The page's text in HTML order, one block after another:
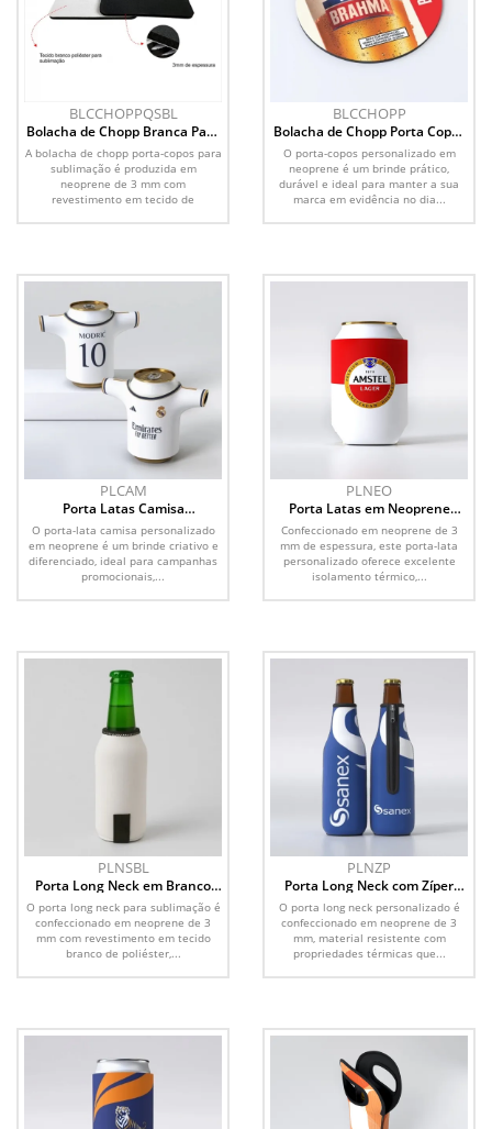
BLCCHOPPQSBL
Bolacha de Chopp Branca Para
Sublimação Quadrada
A bolacha de chopp porta-copos para
sublimação é produzida em
neoprene de 3 mm com
revestimento em tecido de
BLCCHOPP
Bolacha de Chopp Porta Copos
Personalizada
O porta-copos personalizado em
neoprene é um brinde prático,
durável e ideal para manter a sua
marca em evidência no dia...
PLCAM
Porta Latas Camisa
Personalizado
O porta-lata camisa personalizado
em neoprene é um brinde criativo e
diferenciado, ideal para campanhas
promocionais,...
PLNEO
Porta Latas em Neoprene
Personalizado
Confeccionado em neoprene de 3
mm de espessura, este porta-lata
personalizado oferece excelente
isolamento térmico,...
PLNSBL
Porta Long Neck em Branco
para Sublimação
O porta long neck para sublimação é
confeccionado em neoprene de 3
mm com revestimento em tecido
branco de poliéster,...
PLNZP
Porta Long Neck com Zíper
Personalizado
O porta long neck personalizado é
confeccionado em neoprene de 3
mm, material resistente com
propriedades térmicas que...